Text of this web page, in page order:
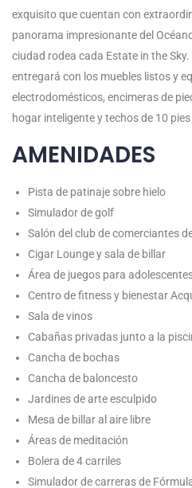
exquisito que cuentan con
panorama impresionante del
ciudad rodea cada Estate in the
entregará con los muebles listos y
electrodomésticos, encimeras de
hogar inteligente y techos de 10
AMENIDADES
Pista de patinaje sobre hielo
Simulador de golf
Salón del club de comerciantes
Cigar Lounge y sala de billar
Área de juegos para
Centro de fitness y bienestar
Sala de vinos
Cabañas privadas junto a la
Cancha de bochas
Cancha de baloncesto
Jardines de arte esculpido
Mesa de billar al aire libre
Áreas de meditación
Bolera de 4 carriles
Simulador de carreras de